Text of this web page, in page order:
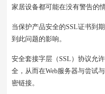
家居设备都可能在没有警告的
当保护产品安全的SSL证书到期
到此问题的影响。
安全套接字层（SSL）协议允
全，从而在Web服务器与尝试
密链接。